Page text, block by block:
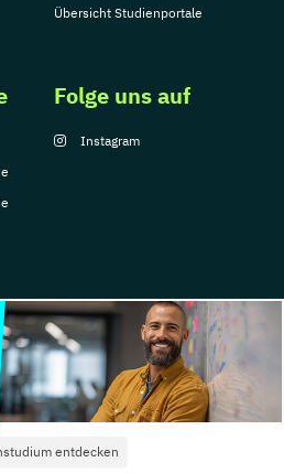
entdecken
Übersicht Studienportale
Folge uns auf
Instagram
GmbH
Nutzungsbedingungen